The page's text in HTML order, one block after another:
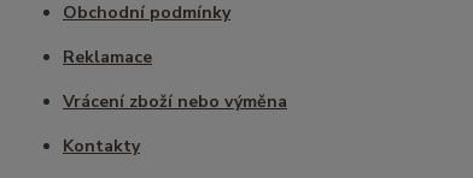
Obchodní podmínky
Reklamace
Vrácení zboží nebo výměna
Kontakty